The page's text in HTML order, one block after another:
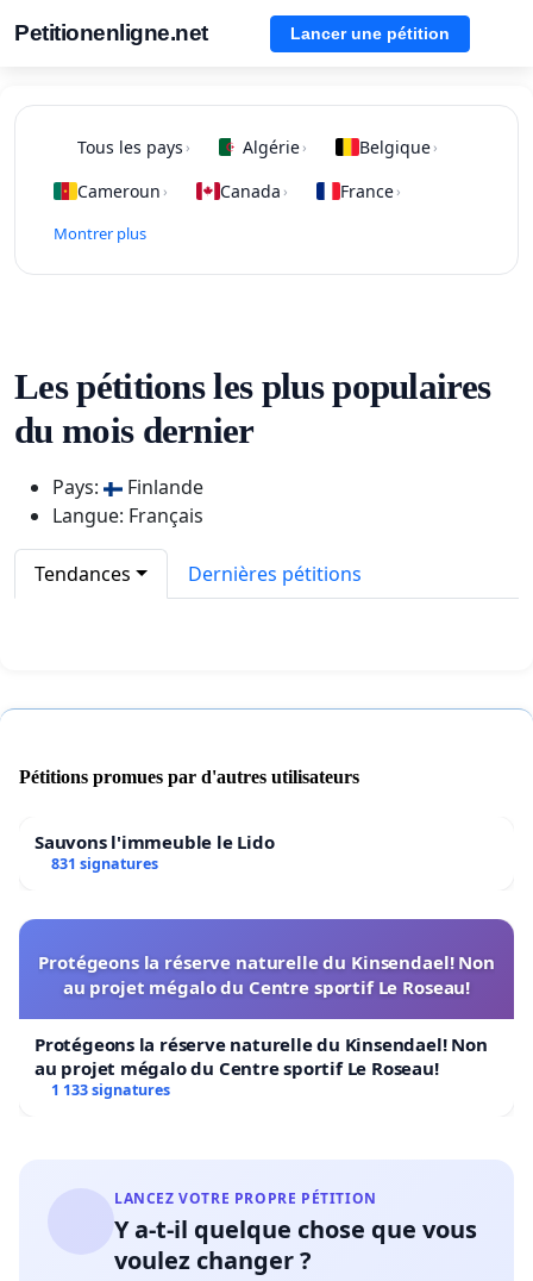
Petitionenligne.net Lancer une pétition
Tous les pays › Algérie› Belgique›
Cameroun › Canada › France›
Montrer plus
Les pétitions les plus populaires
du mois dernier
Pays:
Finlande
Langue: Français
Tendances Dernières pétitions
Pétitions promues par d'autres utilisateurs
Sauvons l'immeuble le Lido
831 signatures
Protégeons la réserve naturelle du Kinsendael! Non
au projet mégalo du Centre sportif Le Roseau!
Protégeons la réserve naturelle du Kinsendael! Non
au projet mégalo du Centre sportif Le Roseau!
1 133 signatures
LANCEZ VOTRE PROPRE PÉTITION
Y a-t-il quelque chose que vous
voulez changer ?